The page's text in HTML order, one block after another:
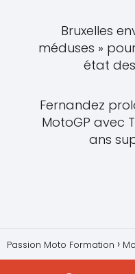
Bruxelles
méduses »
état
Fernandez
MotoGP avec
ans
Passion Moto Formation